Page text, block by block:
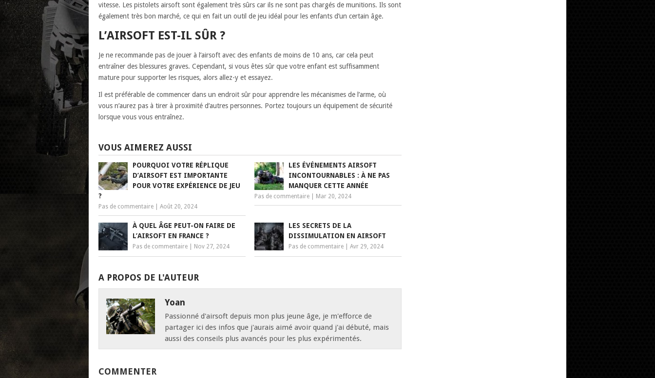
vitesse. Les pistolets airsoft sont également très sûrs car ils ne sont pas chargés de munitions. Ils sont
également très bon marché, ce qui en fait un outil de jeu idéal pour les enfants d’un certain âge.
L’AIRSOFT EST-IL SÛR ?
Je ne recommande pas de jouer à l’airsoft avec des enfants de moins de 10 ans, car cela peut
entraîner des blessures graves. Cependant, si vous êtes sûr que votre enfant est suffisamment
mature pour supporter les risques, alors allez-y et essayez.
Il est préférable de commencer dans un endroit sûr pour apprendre les mécanismes de l’arme, où
vous n’aurez pas à tirer à proximité d’autres personnes. Portez toujours un équipement de sécurité
lorsque vous vous entraînez.
VOUS AIMEREZ AUSSI
POURQUOI VOTRE RÉPLIQUE
D’AIRSOFT EST IMPORTANTE
POUR VOTRE EXPÉRIENCE DE JEU
?
Pas de commentaire Août 20, 2024
LES ÉVÉNEMENTS AIRSOFT
INCONTOURNABLES : À NE PAS
MANQUER CETTE ANNÉE
Pas de commentaire Mar 20, 2024
À QUEL ÂGE PEUT-ON FAIRE DE
L’AIRSOFT EN FRANCE ?
Pas de commentaire Nov 27, 2024
LES SECRETS DE LA
DISSIMULATION EN AIRSOFT
Pas de commentaire |Avr 29, 2024
A PROPOS DE L'AUTEUR
Yoan
Passionné d'airsoft depuis mon plus jeune âge, je m'efforce de
partager ici des infos que j'aurais aimé avoir quand j'ai débuté, mais
aussi des conseils plus avancés pour les plus expérimentés.
COMMENTER